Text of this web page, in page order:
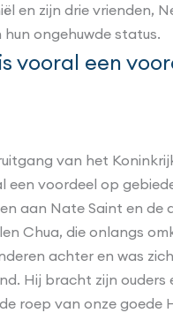
en zijn drie vrienden,
hun ongehuwde status.
vooral een
van het
een voordeel op
aan Nate Saint en de
Chua, die onlangs
achter en was
Hij bracht zijn
roep van onze goede